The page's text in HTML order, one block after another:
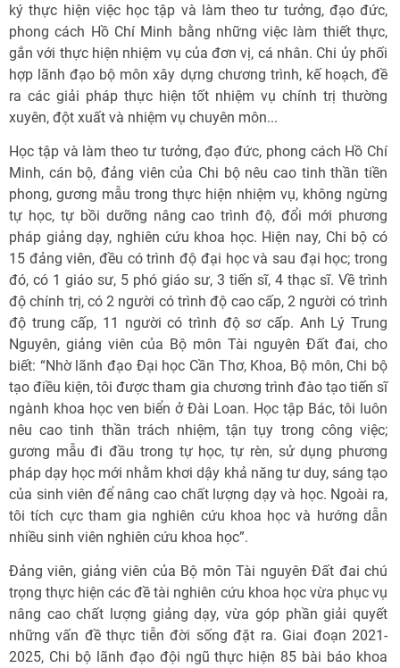
ký thực hiện việc học tập và làm theo tư tưởng, đạo đức,
phong cách Hồ Chí Minh bằng những việc làm thiết thực,
gắn với thực hiện nhiệm vụ của đơn vị, cá nhân. Chi ủy phối
hợp lãnh đạo bộ môn xây dựng chương trình, kế hoạch, đề
ra các giải pháp thực hiện tốt nhiệm vụ chính trị thường
xuyên, đột xuất và nhiệm vụ chuyên môn...
Học tập và làm theo tư tưởng, đạo đức, phong cách Hồ Chí
Minh, cán bộ, đảng viên của Chi bộ nêu cao tinh thần tiền
phong, gương mẫu trong thực hiện nhiệm vụ, không ngừng
tự học, tự bồi dưỡng nâng cao trình độ, đổi mới phương
pháp giảng dạy, nghiên cứu khoa học. Hiện nay, Chi bộ có
15 đảng viên, đều có trình độ đại học và sau đại học; trong
đó, có 1 giáo sư, 5 phó giáo sư, 3 tiến sĩ, 4 thạc sĩ. Về trình
độ chính trị, có 2 người có trình độ cao cấp, 2 người có trình
độ trung cấp, 11 người có trình độ sơ cấp. Anh Lý Trung
Nguyên, giảng viên của Bộ môn Tài nguyên Đất đai, cho
biết: “Nhờ lãnh đạo Đại học Cần Thơ, Khoa, Bộ môn, Chi bộ
tạo điều kiện, tôi được tham gia chương trình đào tạo tiến sĩ
ngành khoa học ven biển ở Đài Loan. Học tập Bác, tôi luôn
nêu cao tinh thần trách nhiệm, tận tụy trong công việc;
gương mẫu đi đầu trong tự học, tự rèn, sử dụng phương
pháp dạy học mới nhằm khơi dậy khả năng tư duy, sáng tạo
của sinh viên để nâng cao chất lượng dạy và học. Ngoài ra,
tôi tích cực tham gia nghiên cứu khoa học và hướng dẫn
nhiều sinh viên nghiên cứu khoa học”.
Đảng viên, giảng viên của Bộ môn Tài nguyên Đất đai chú
trọng thực hiện các đề tài nghiên cứu khoa học vừa phục vụ
nâng cao chất lượng giảng dạy, vừa góp phần giải quyết
những vấn đề thực tiễn đời sống đặt ra. Giai đoạn 2021-
2025, Chi bộ lãnh đạo đội ngũ thực hiện 85 bài báo khoa